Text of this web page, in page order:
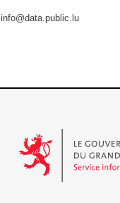
info@data.public.lu